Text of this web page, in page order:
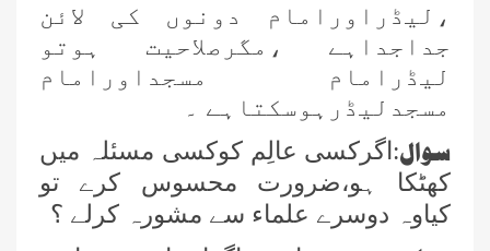
،لیڈراورامام دونوں کی لائن
جداجداہے ،مگرصلاحیت ہوتو
لیڈرامام مسجداورامام
مسجدلیڈرہوسکتاہے ۔
سوال:اگرکسی عالِم کوکسی مسئلہ میں
کھٹکا ہو،ضرورت محسوس کرے تو
کیاوہ دوسرے علماء سے مشورہ کرلے ؟